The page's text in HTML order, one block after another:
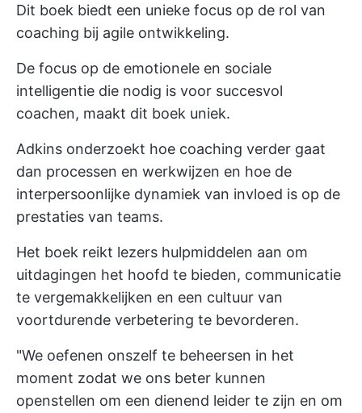
Dit boek biedt een unieke focus op de rol van
coaching bij agile ontwikkeling.
De focus op de emotionele en sociale
intelligentie die nodig is voor succesvol
coachen, maakt dit boek uniek.
Adkins onderzoekt hoe coaching verder gaat
dan processen en werkwijzen en hoe de
interpersoonlijke dynamiek van invloed is op de
prestaties van teams.
Het boek reikt lezers hulpmiddelen aan om
uitdagingen het hoofd te bieden, communicatie
te vergemakkelijken en een cultuur van
voortdurende verbetering te bevorderen.
"We oefenen onszelf te beheersen in het
moment zodat we ons beter kunnen
openstellen om een dienend leider te zijn en om